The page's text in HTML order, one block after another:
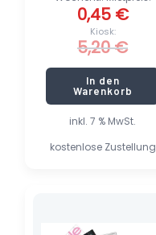
inkl. 7 % MwSt.
kostenlose Zustellung
Kiosk:
5,20€
0,45 €
In den
Warenkorb